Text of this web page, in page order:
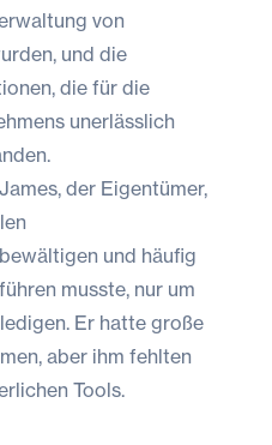
von
und die
die für die
unerlässlich
der Eigentümer,
und häufig
musste, nur um
Er hatte große
aber ihm fehlten
Tools.